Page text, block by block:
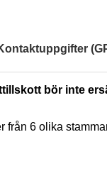
bör inte
6 olika